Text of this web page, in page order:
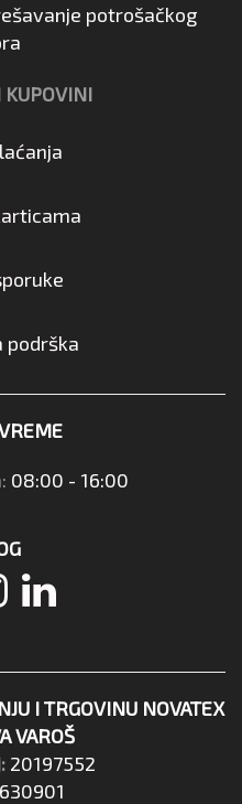
potrošačkog
KUPOVINI
podrška
08:00 - 16:00
I TRGOVINU NOVATEX
VAROŠ
20197552